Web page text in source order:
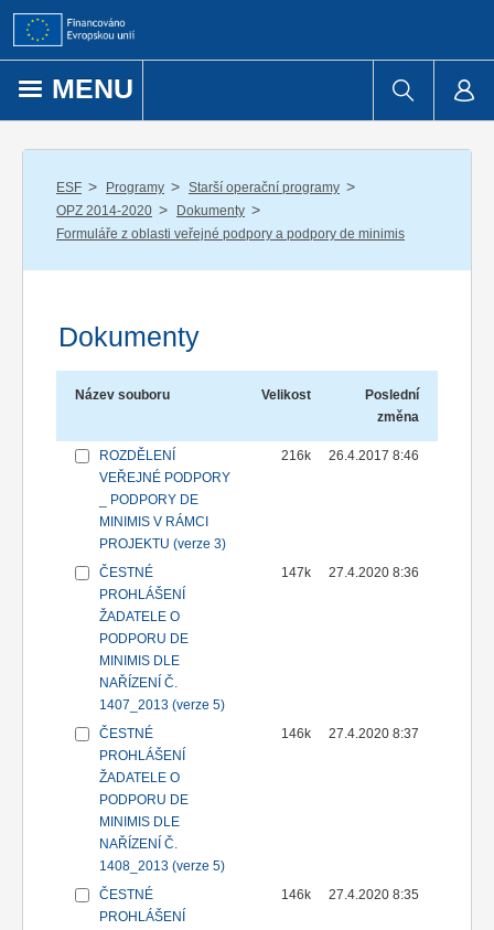
Přejít k obsahu
MENU
ESF / Programy / Starší operační programy /
OPZ 2014-2020 / Dokumenty /
Formuláře z oblasti veřejné podpory a podpory de minimis
Dokumenty
Název souboru Velikost
Poslední
změna
ROZDĚLENÍ
VEŘEJNÉ PODPORY
_ PODPORY DE
MINIMIS V RÁMCI
PROJEKTU (verze 3)
216k 26.4.2017 8:46
ČESTNÉ
PROHLÁŠENÍ
ŽADATELE O
PODPORU DE
MINIMIS DLE
NAŘÍZENÍ Č.
1407_2013 (verze 5)
147k 27.4.2020 8:36
ČESTNÉ
PROHLÁŠENÍ
ŽADATELE O
PODPORU DE
MINIMIS DLE
NAŘÍZENÍ Č.
1408_2013 (verze 5)
146k 27.4.2020 8:37
ČESTNÉ
PROHLÁŠENÍ
146k 27.4.2020 8:35